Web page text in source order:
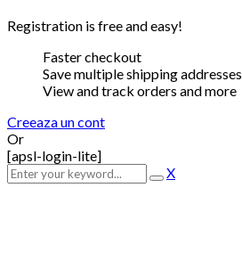
Registration is free and easy!
Faster checkout
Save multiple shipping addresses
View and track orders and more
Creeaza un cont
Or
[apsl-login-lite]
X